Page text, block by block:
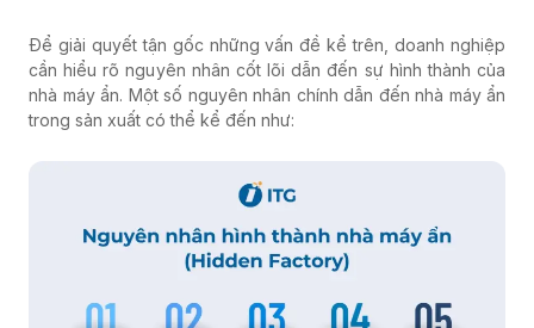
Để giải quyết tận gốc những vấn đề kể trên, doanh nghiệp
cần hiểu rõ nguyên nhân cốt lõi dẫn đến sự hình thành của
nhà máy ẩn. Một số nguyên nhân chính dẫn đến nhà máy ẩn
trong sản xuất có thể kể đến như: